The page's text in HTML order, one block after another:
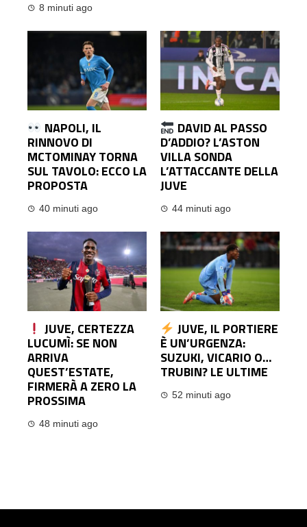
8 minuti ago
NAPOLI, IL
RINNOVO DI
MCTOMINAY TORNA
SUL TAVOLO: ECCO LA
PROPOSTA
40 minuti ago
DAVID AL PASSO
D’ADDIO? L’ASTON
VILLA SONDA
L’ATTACCANTE DELLA
JUVE
44 minuti ago
JUVE, CERTEZZA
LUCUMÌ: SE NON
ARRIVA
QUEST’ESTATE,
FIRMERÀ A ZERO LA
PROSSIMA
48 minuti ago
JUVE, IL PORTIERE
È UN’URGENZA:
SUZUKI, VICARIO O…
TRUBIN? LE ULTIME
52 minuti ago